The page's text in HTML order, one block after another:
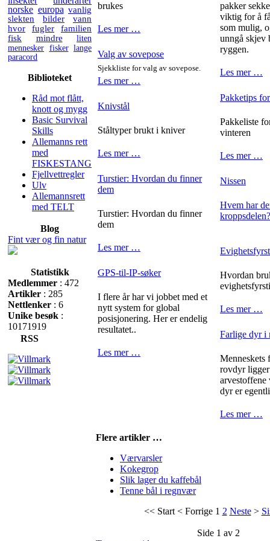
norske europa vanlig
slekten
bilder
vann
hvor
fugler
familien
fisk
mindre
liten
mennesker fisker lange
paracord
Biblioteket
Råd mot flått,
knott og mygg
Basic Survival
Skills
Allemanns rett
med
FISKESTANG
Fjellvettregler
Ulv
Allemannsrett
med TELT
Blog
Fint vær og fin natur
Statistikk
Medlemmer : 472
Artikler : 285
Nettlenker : 6
Unike besøk :
10171919
RSS
brukes
Les mer …
Valg av sovepose
Sjekkliste for valg av sovepose.
Les mer …
Knivstål
Ståltyper brukt i kniver
Les mer …
Turstier: Hvordan du finner
dem
Turstier: Hvordan du finner
dem
Les mer …
GPS-til-IP-søker
I flere år har vi jobbet med et
nytt system for global
posisjonering. Her er endelig
resultatet..
Les mer …
pakker
viktig for å
som mulig,
unngå skjev
ryggen.
Les mer …
Pakketips
Pakkeliste
vinteren
Les mer …
Nissen
Hvem har
kroppsdelen?
Hvordan
Les mer …
Farlige dyr i
Menneskets
rovdyr
arvestoffene
dyr er
Les mer …
Flere artikler …
Værvarsler
Kokegrop
Slik lager du kaffebål
Tenne bål i regnvær
<< Start< Forrige 1 2 Neste>
Side 1 av 2